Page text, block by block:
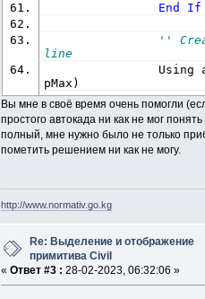
End If
''
line
Using
pMax )
Extents3d
acLine. Bounds . Value.
End
''
width and height of
Dim
acView.Height
''
Вы мне в своё время очень помогли
простого автокада ни как не мог
полный, мне нужно было не только
пометить решением ни как не могу.
http://www.normativ.go.kg
Re: Выделение и отображение
примитива Civil
« Ответ #3 : 28-02-2023, 06:32:06 »